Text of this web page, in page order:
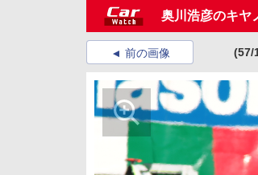
奥川浩彦のキヤ
前の画像 (57/